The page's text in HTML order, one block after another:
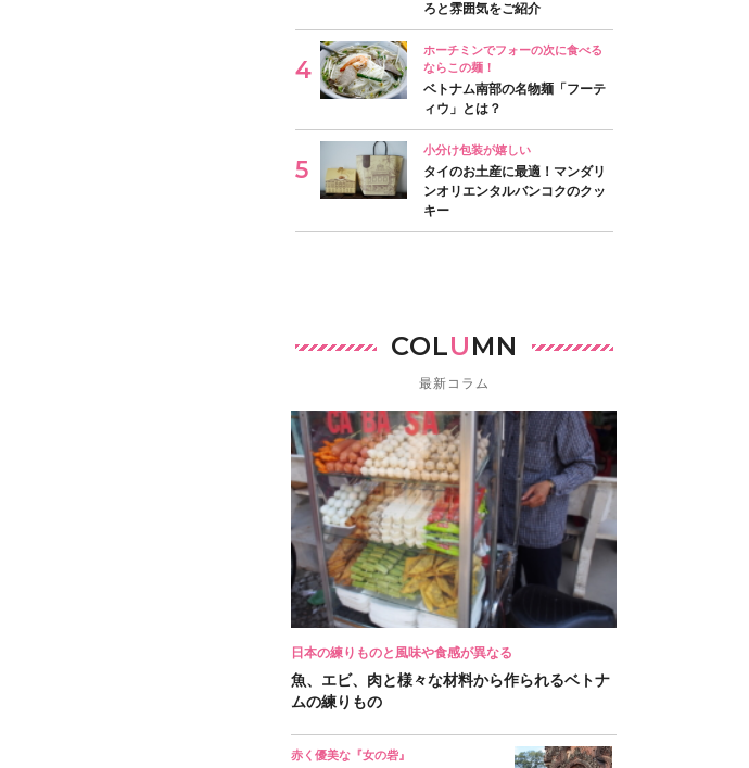
ろと雰囲気をご紹介
ホーチミンでフォーの次に食べる
ならこの麺！
ベトナム南部の名物麺「フーテ
ィウ」とは？
小分け包装が嬉しい
タイのお土産に最適！マンダリ
ンオリエンタルバンコクのクッ
キー
COLUMN
最新コラム
日本の練りものと風味や食感が異なる
魚、エビ、肉と様々な材料から作られるベトナ
ムの練りもの
赤く優美な『女の砦』